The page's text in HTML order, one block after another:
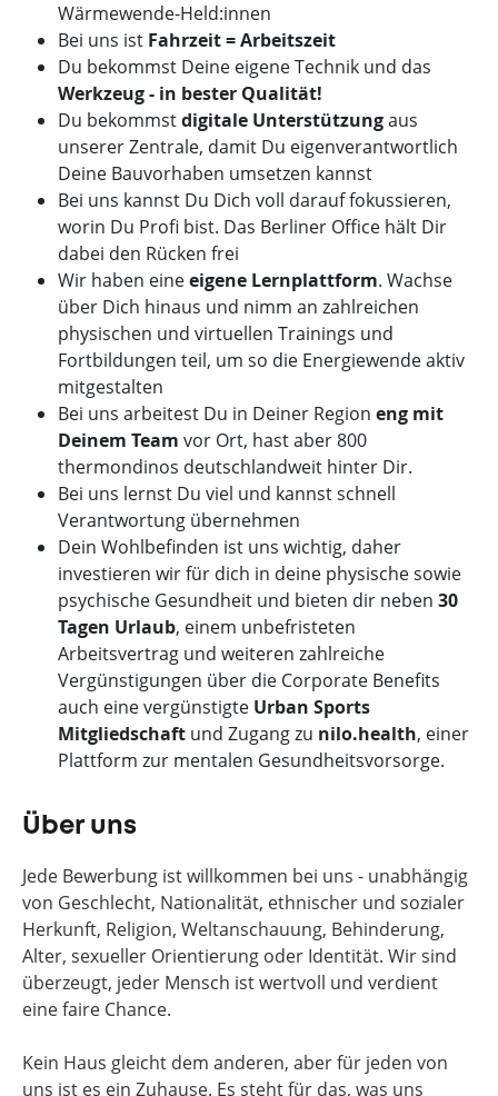
Wärmewende-Held:innen
Bei uns ist Fahrzeit = Arbeitszeit
Du bekommst Deine eigene Technik und das
Werkzeug - in bester Qualität!
Du bekommstdigitale Unterstützungaus
unserer Zentrale, damit Du eigenverantwortlich
Deine Bauvorhaben umsetzen kannst
Bei uns kannst Du Dich voll darauf fokussieren,
worin Du Profi bist. Das Berliner Office hält Dir
dabei den Rücken frei
Wir haben eineeigene Lernplattform. Wachse
über Dich hinaus und nimm an zahlreichen
physischen und virtuellen Trainings und
Fortbildungen teil, um so die Energiewende aktiv
mitgestalten
Bei uns arbeitest Du in Deiner Region eng mit
Deinem Team vor Ort, hast aber 800
thermondinos deutschlandweit hinter Dir.
Bei uns lernst Du viel und kannst schnell
Verantwortung übernehmen
Dein Wohlbefinden ist uns wichtig, daher
investieren wir für dich in deine physische sowie
psychische Gesundheit und bieten dir neben 30
Tagen Urlaub, einem unbefristeten
Arbeitsvertrag und weiteren zahlreiche
Vergünstigungen über die Corporate Benefits
auch eine vergünstigte Urban Sports
Mitgliedschaft und Zugang zu nilo.health, einer
Plattform zur mentalen Gesundheitsvorsorge.
Über uns
Jede Bewerbung ist willkommen bei uns - unabhängig
von Geschlecht, Nationalität, ethnischer und sozialer
Herkunft, Religion, Weltanschauung, Behinderung,
Alter, sexueller Orientierung oder Identität. Wir sind
überzeugt, jeder Mensch ist wertvoll und verdient
eine faire Chance.
Kein Haus gleicht dem anderen, aber für jeden von
uns ist es ein Zuhause. Es steht für das, was uns